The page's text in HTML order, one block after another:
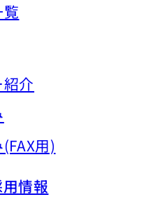
介
用)
情報